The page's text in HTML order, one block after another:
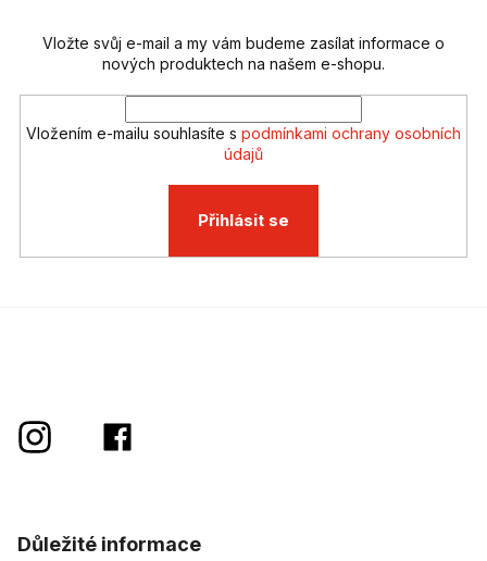
Vložte svůj e-mail a my vám budeme zasílat informace o
nových produktech na našem e-shopu.
Vložením e-mailu souhlasíte s podmínkami ochrany osobních
údajů
Přihlásit se
Důležité informace